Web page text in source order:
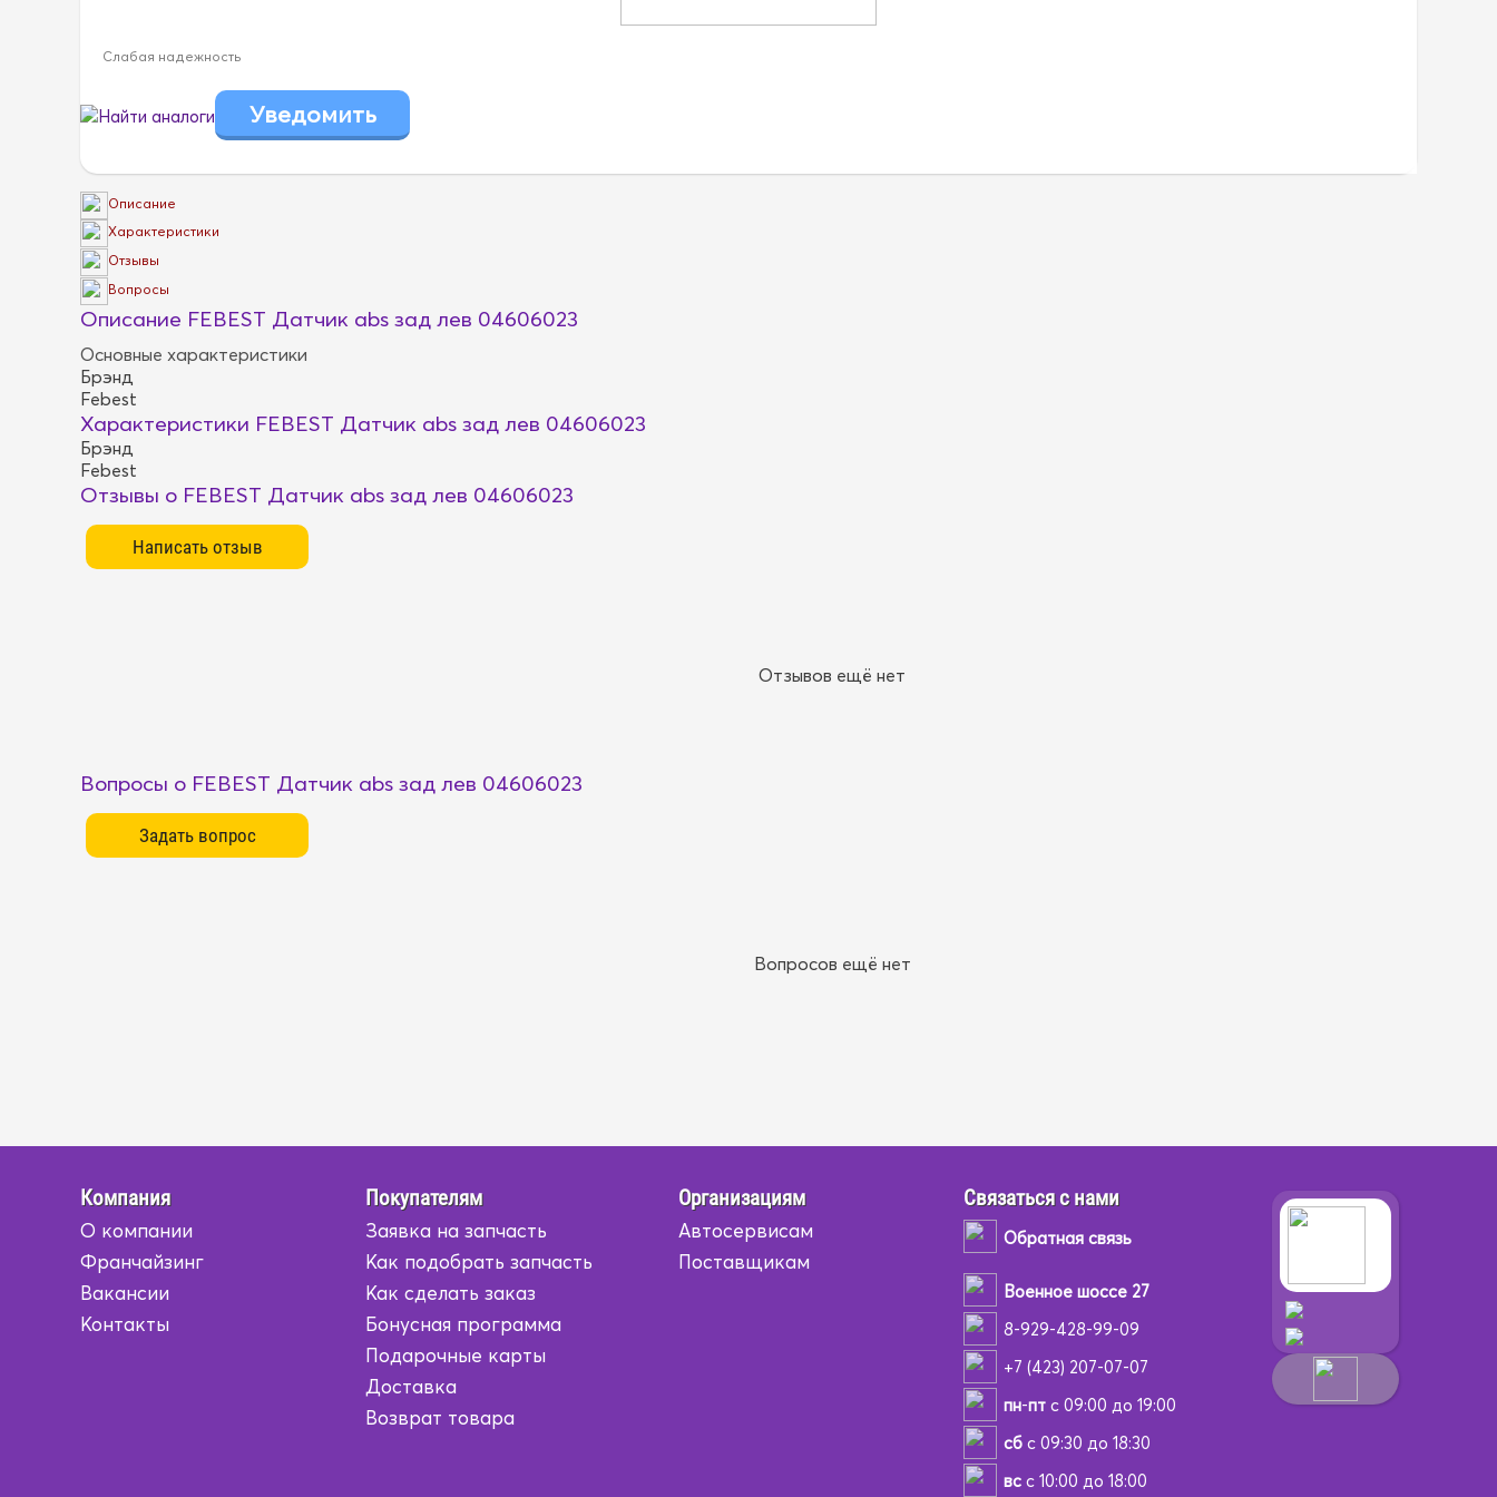
Слабая надежность
Найти аналоги
Описание
Характеристики
Отзывы
Вопросы
Описание FEBEST Датчик abs зад лев 04606023
Основные характеристики
Брэнд
Febest
Характеристики FEBEST Датчик abs зад лев 04606023
Брэнд
Febest
Отзывы о FEBEST Датчик abs зад лев 04606023
Отзывов ещё нет
Вопросы о FEBEST Датчик abs зад лев 04606023
Вопросов ещё нет
Компания
О компании
Франчайзинг
Вакансии
Контакты
Покупателям
Заявка на запчасть
Как подобрать запчасть
Как сделать заказ
Бонусная программа
Подарочные карты
Доставка
Возврат товара
Организациям
Автосервисам
Поставщикам
Связаться с нами
Обратная связь
Военное шоссе 27
8-929-428-99-09
+7 (423) 207-07-07
пн-птс 09:00 до 19:00
сбс 09:30 до 18:30
всс 10:00 до 18:00